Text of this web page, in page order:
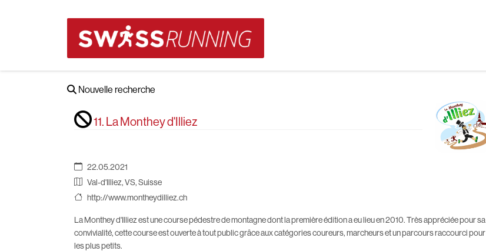
Nouvelle recherche
11. La Monthey d'Illiez
22.05.2021
Val-d'Illiez, VS, Suisse
http://www.montheydilliez.ch
La Monthey d'Illiez est une course pédestre de montagne dont la première édition a eu lieu en 2010. Très appréciée pour sa
convivialité, cette course est ouverte à tout public grâce aux catégories coureurs, marcheurs et un parcours raccourci pour
les plus petits.